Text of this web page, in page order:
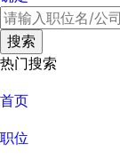
热门搜索
首页
职位